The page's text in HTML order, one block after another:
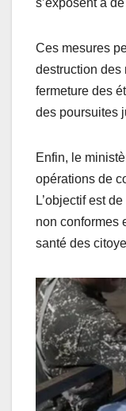
s’exposent à
Ces mesures
destruction des
fermeture des
des poursuites
Enfin, le
opérations de
L’objectif est
non conformes
santé des